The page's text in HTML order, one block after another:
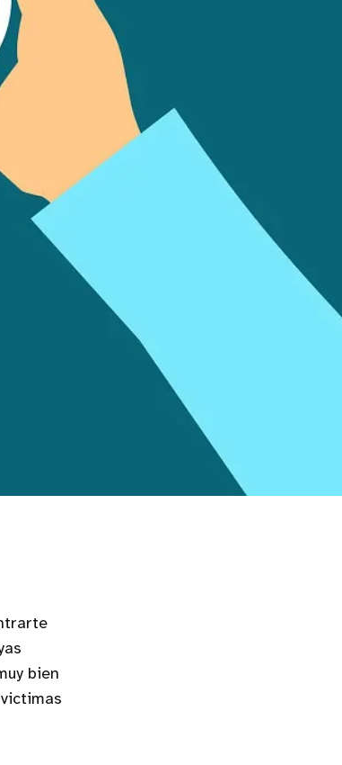
bien